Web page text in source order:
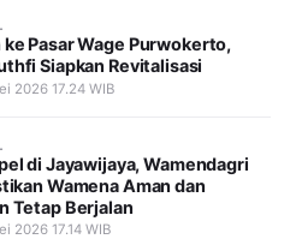
Pasar Wage Purwokerto,
Siapkan Revitalisasi
2026 17.24 WIB
di Jayawijaya, Wamendagri
Wamena Aman dan
Tetap Berjalan
2026 17.14 WIB